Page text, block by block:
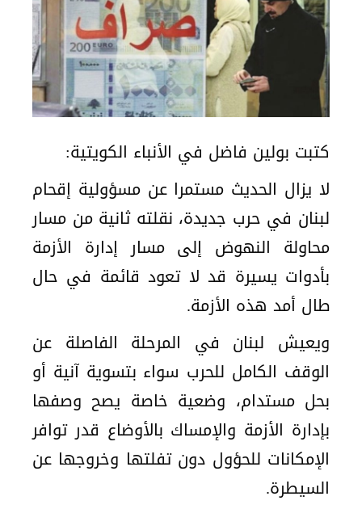
كتبت بولين فاضل في الأنباء الكويتية:
لا يزال الحديث مستمرا عن مسؤولية إقحام
لبنان في حرب جديدة، نقلته ثانية من مسار
محاولة النهوض إلى مسار إدارة الأزمة
بأدوات يسيرة قد لا تعود قائمة في حال
طال أمد هذه الأزمة.
ويعيش لبنان في المرحلة الفاصلة عن
الوقف الكامل للحرب سواء بتسوية آنية أو
بحل مستدام، وضعية خاصة يصح وصفها
بإدارة الأزمة والإمساك بالأوضاع قدر توافر
الإمكانات للحؤول دون تفلتها وخروجها عن
السيطرة.